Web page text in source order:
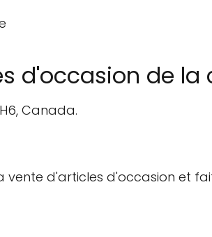
d'occasion de
Canada.
vente d'articles d'occasion et